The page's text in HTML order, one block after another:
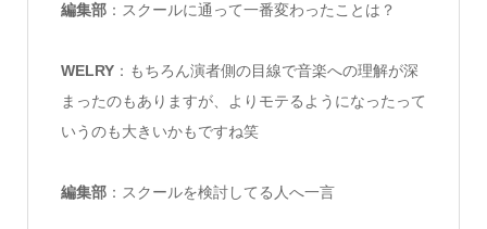
編集部：スクールに通って一番変わったことは？
WELRY：もちろん演者側の目線で音楽への理解が深
まったのもありますが、よりモテるようになったって
いうのも大きいかもですね笑
編集部：スクールを検討してる人へ一言